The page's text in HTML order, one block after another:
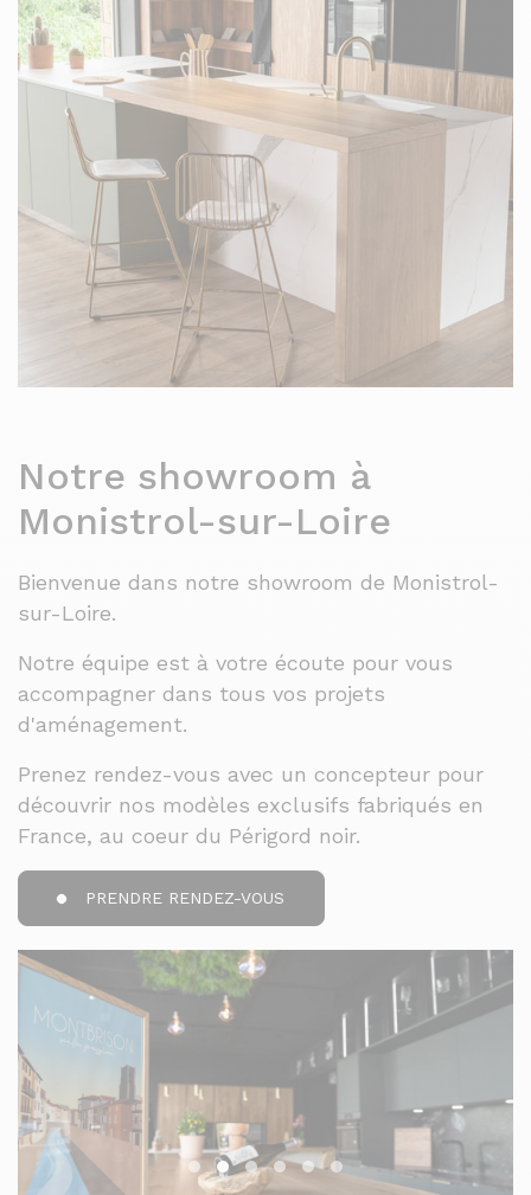
Notre showroom à
Monistrol-sur-Loire
Bienvenue dans notre showroom de Monistrol-
sur-Loire.
Notre équipe est à votre écoute pour vous
accompagner dans tous vos projets
d'aménagement.
Prenez rendez-vous avec un concepteur pour
découvrir nos modèles exclusifs fabriqués en
France, au coeur du Périgord noir.
PRENDRE RENDEZ-VOUS